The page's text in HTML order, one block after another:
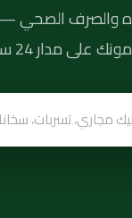
والصرف الصحي —
على مدار 24 ساعة.